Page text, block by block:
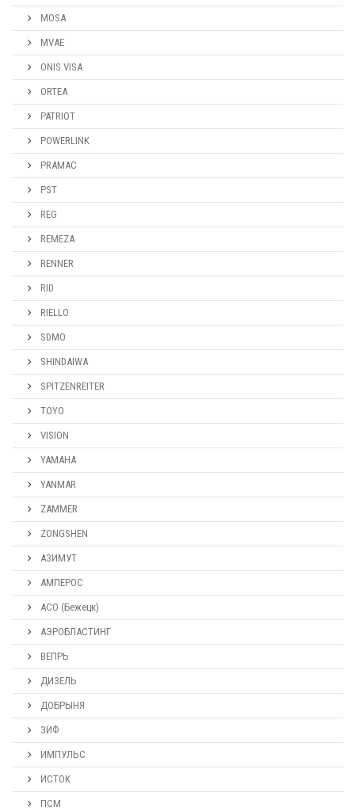
MOSA
MVAE
ONIS VISA
ORTEA
PATRIOT
POWERLINK
PRAMAC
PST
REG
REMEZA
RENNER
RID
RIELLO
SDMO
SHINDAIWA
SPITZENREITER
TOYO
VISION
YAMAHA
YANMAR
ZAMMER
ZONGSHEN
АЗИМУТ
АМПЕРОС
АСО (Бежецк)
АЭРОБЛАСТИНГ
ВЕПРЬ
ДИЗЕЛЬ
ДОБРЫНЯ
ЗИФ
ИМПУЛЬС
ИСТОК
ПСМ